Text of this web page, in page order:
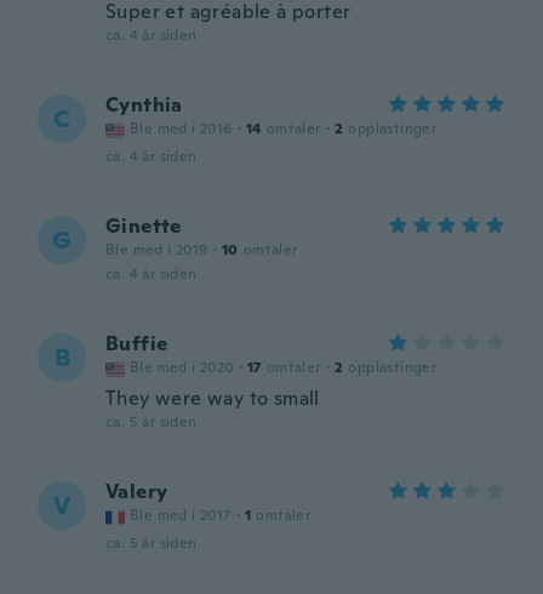
Super et agréable à porter
ca. 4 år siden
C Cynthia
Ble med i 2016 · 14 omtaler · 2 opplastinger
ca. 4 år siden
G Ginette
Ble med i 2019 · 10 omtaler
ca. 4 år siden
B Buffie
Ble med i 2020 · 17 omtaler · 2 opplastinger
They were way to small
ca. 5 år siden
V Valery
Ble med i 2017 · 1 omtaler
ca. 5 år siden